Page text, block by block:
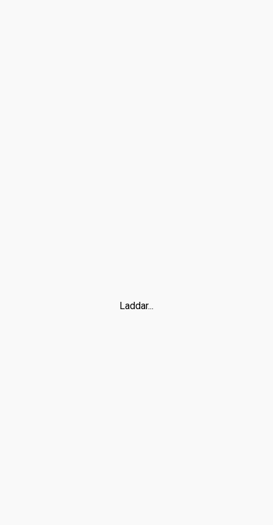
Laddar...